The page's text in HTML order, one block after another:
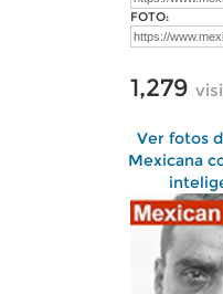
FOTO:
1,279
Ver fotos
Mexicana